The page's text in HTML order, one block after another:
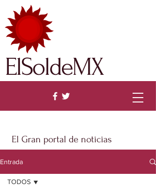
El Gran portal de noticias
ElSoldeMX
Entrada
TODOS